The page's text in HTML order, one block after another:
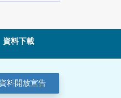
資料下載
料開放宣告